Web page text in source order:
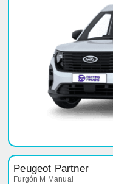
Peugeot Partner
Furgón M Manual